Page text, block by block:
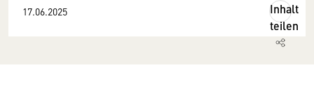
17.06.2025
Inhalt
teilen